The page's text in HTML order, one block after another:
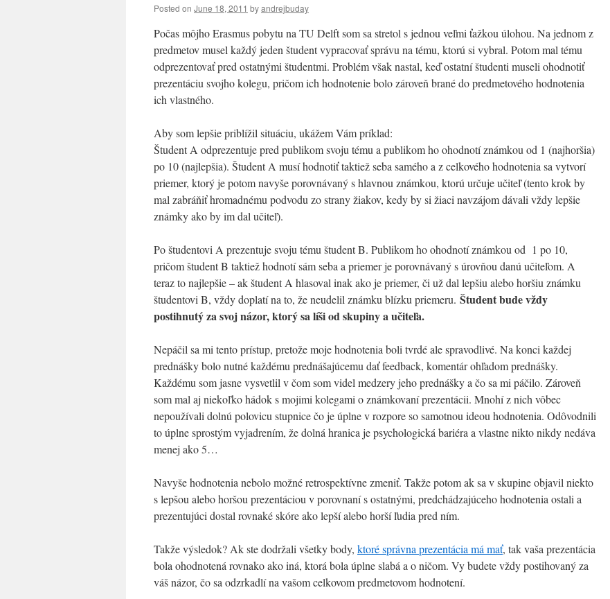
Posted on June 18, 2011 byandrejbuday
Počas môjho Erasmus pobytu na TU Delft som sa stretol s jednou veľmi ťažkou úlohou. Na jednom z
predmetov musel každý jeden študent vypracovať správu na tému, ktorú si vybral. Potom mal tému
odprezentovať pred ostatnými študentmi. Problém však nastal, keď ostatní študenti museli ohodnotiť
prezentáciu svojho kolegu, pričom ich hodnotenie bolo zároveň brané do predmetového hodnotenia
ich vlastného.
Aby som lepšie priblížil situáciu, ukážem Vám príklad:
Študent A odprezentuje pred publikom svoju tému a publikom ho ohodnotí známkou od 1 (najhoršia)
po 10 (najlepšia). Študent A musí hodnotiť taktiež seba samého a z celkového hodnotenia sa vytvorí
priemer, ktorý je potom navyše porovnávaný s hlavnou známkou, ktorú určuje učiteľ (tento krok by
mal zabráňiť hromadnému podvodu zo strany žiakov, kedy by si žiaci navzájom dávali vždy lepšie
známky ako by im dal učiteľ).
Po študentovi A prezentuje svoju tému študent B. Publikom ho ohodnotí známkou od 1 po 10,
pričom študent B taktiež hodnotí sám seba a priemer je porovnávaný s úrovňou danú učiteľom. A
teraz to najlepšie – ak študent A hlasoval inak ako je priemer, či už dal lepšiu alebo horšiu známku
študentovi B, vždy doplatí na to, že neudelil známku blízku priemeru. Študent bude vždy
postihnutý za svoj názor, ktorý sa líši od skupiny a učiteľa.
Nepáčil sa mi tento prístup, pretože moje hodnotenia boli tvrdé ale spravodlivé. Na konci každej
prednášky bolo nutné každému prednášajúcemu dať feedback, komentár ohľadom prednášky.
Každému som jasne vysvetlil v čom som videl medzery jeho prednášky a čo sa mi páčilo. Zároveň
som mal aj niekoľko hádok s mojimi kolegami o známkovaní prezentácii. Mnohí z nich vôbec
nepoužívali dolnú polovicu stupnice čo je úplne v rozpore so samotnou ideou hodnotenia. Odôvodnili
to úplne sprostým vyjadrením, že dolná hranica je psychologická bariéra a vlastne nikto nikdy nedáva
menej ako 5…
Navyše hodnotenia nebolo možné retrospektívne zmeniť. Takže potom ak sa v skupine objavil niekto
s lepšou alebo horšou prezentáciou v porovnaní s ostatnými, predchádzajúceho hodnotenia ostali a
prezentujúci dostal rovnaké skóre ako lepší alebo horší ľudia pred ním.
Takže výsledok? Ak ste dodržali všetky body, ktoré správna prezentácia má mať, tak vaša prezentácia
bola ohodnotená rovnako ako iná, ktorá bola úplne slabá a o ničom. Vy budete vždy postihovaný za
váš názor, čo sa odzrkadlí na vašom celkovom predmetovom hodnotení.